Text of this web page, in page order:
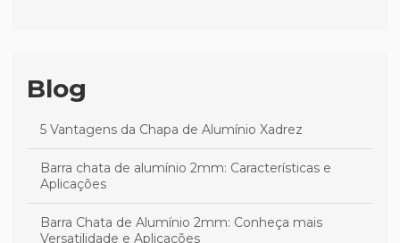
Blog
5 Vantagens da Chapa de Alumínio Xadrez
Barra chata de alumínio 2mm: Características e
Aplicações
Barra Chata de Alumínio 2mm: Conheça mais
Versatilidade e Aplicações